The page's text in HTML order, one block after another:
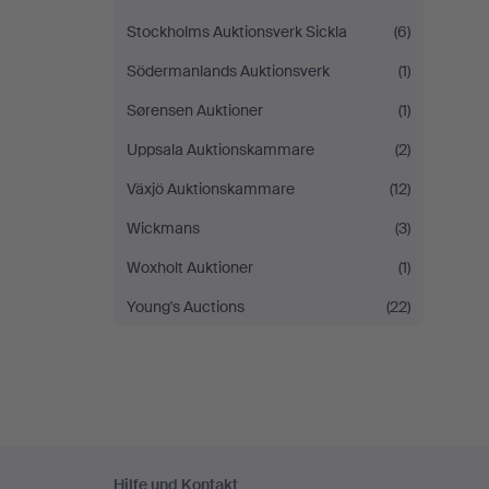
Stockholms Auktionsverk Sickla
(6)
Södermanlands Auktionsverk
(1)
Sørensen Auktioner
(1)
Uppsala Auktionskammare
(2)
Växjö Auktionskammare
(12)
Wickmans
(3)
Woxholt Auktioner
(1)
Young's Auctions
(22)
Hilfe und Kontakt